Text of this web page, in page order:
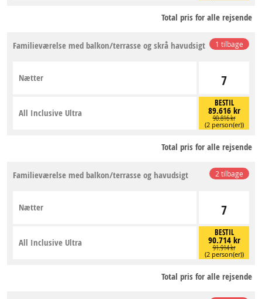
Total pris for alle rejsende
1 tilbage
Familieværelse med balkon/terrasse og skrå havudsigt
7
Nætter
BESTIL
89.616 kr
90.816 kr
(2 person(er))
All Inclusive Ultra
Total pris for alle rejsende
2 tilbage
Familieværelse med balkon/terrasse og havudsigt
7
Nætter
BESTIL
90.714 kr
91.914 kr
(2 person(er))
All Inclusive Ultra
Total pris for alle rejsende